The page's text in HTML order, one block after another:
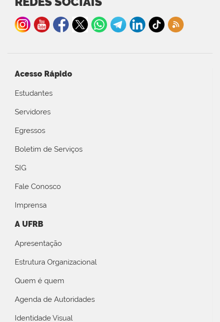
Acesso Rápido
Estudantes
Servidores
Egressos
Boletim de Serviços
SIG
Fale Conosco
Imprensa
A UFRB
Apresentação
Estrutura Organizacional
Quem é quem
Agenda de Autoridades
Identidade Visual